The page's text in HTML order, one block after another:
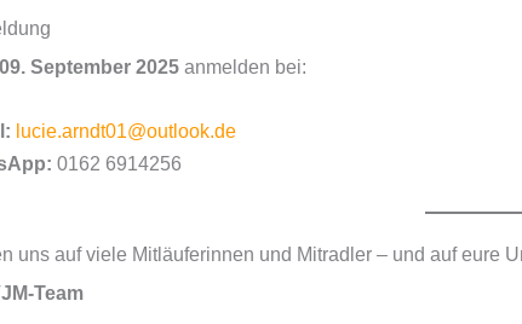
09. September 2025anmelden bei:
lucie.arndt01@outlook.de
0162 6914256
uns auf viele Mitläuferinnen und Mitradler – und auf eure
Team